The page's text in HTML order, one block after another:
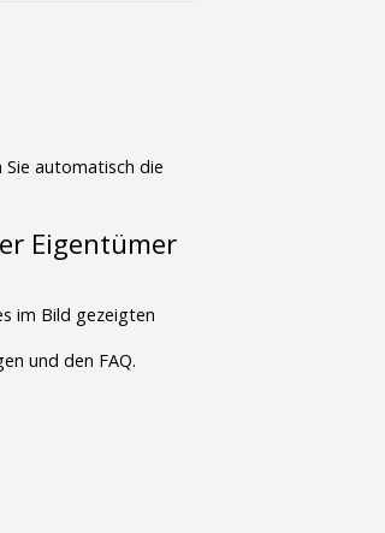
Sie automatisch die
Eigentümer
im Bild gezeigten
und den FAQ.